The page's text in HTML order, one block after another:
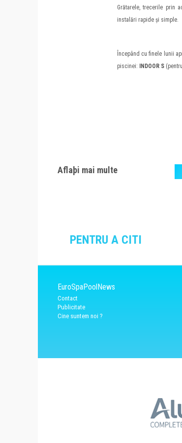
Grătarele, trecerile prin
instalări rapide și simple.
Începând cu finele lunii
piscinei: INDOOR S
Aflaþi mai multe
PENTRU A CITI
EuroSpaPoolNews
Contact
Publicitate
Cine suntem noi ?